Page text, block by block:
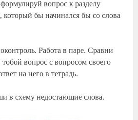
вопрос к разделу
который бы начинался бы со слова
Работа в паре. Сравни
вопрос с вопросом своего
на него в тетрадь.
в схему недостающие слова.